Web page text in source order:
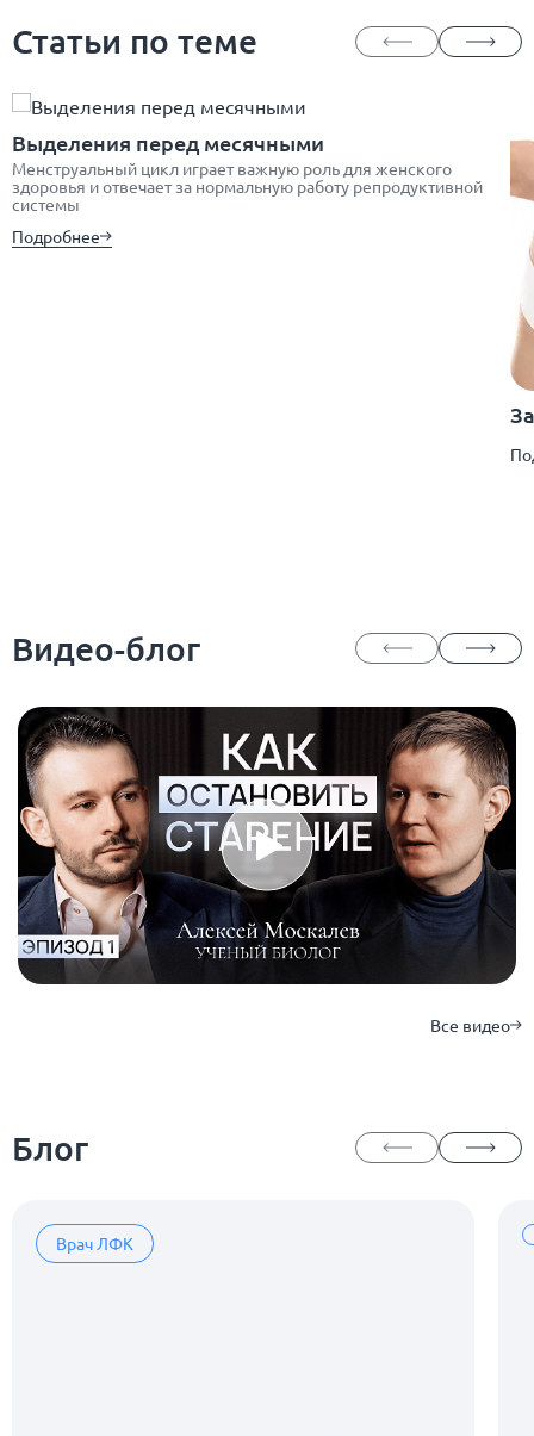
Статьи по теме
Выделения перед месячными
Менструальный цикл играет важную роль для женского
здоровья и отвечает за нормальную работу репродуктивной
системы
Подробнее
Видео-блог
Все видео
Блог
Врач ЛФК